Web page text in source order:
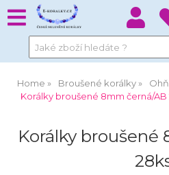
Home Broušené korálky
Korálky broušené 8mm černá/AB
Korálky broušené